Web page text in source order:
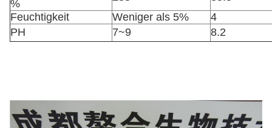
%
Feuchtigkeit
Weniger als 5%
4
PH
7~9 8.2